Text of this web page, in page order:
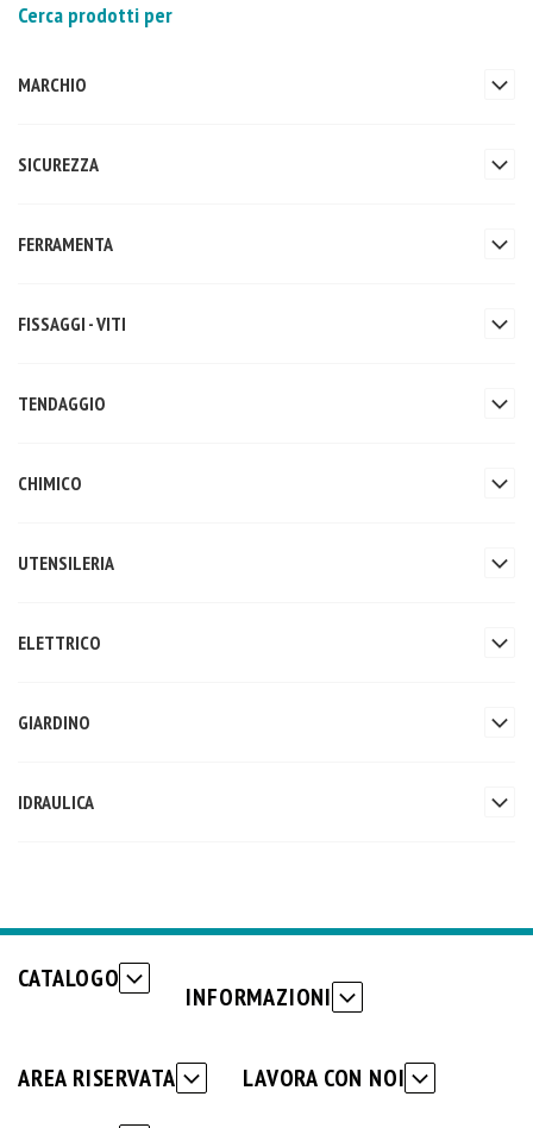
Cerca prodotti per
MARCHIO
SICUREZZA
FERRAMENTA
FISSAGGI - VITI
TENDAGGIO
CHIMICO
UTENSILERIA
ELETTRICO
GIARDINO
IDRAULICA
CATALOGO
INFORMAZIONI
AREA RISERVATA LAVORA CON NOI